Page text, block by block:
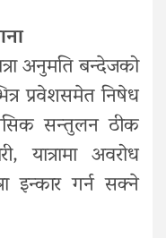
अनुमति बन्देजको
प्रवेशसमेत निषेध
सन्तुलन ठीक
यात्रामा अवरोध
इन्कार गर्न सक्ने